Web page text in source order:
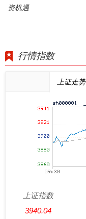
资机遇
行情指数
上证走势
上证指数
3940.04